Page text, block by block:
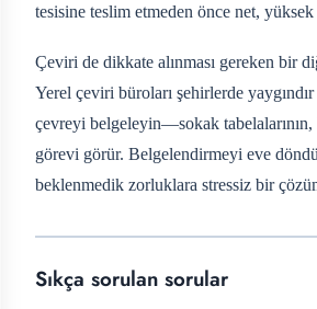
tesisine teslim etmeden önce net,
Çeviri de dikkate alınması gereken bir
Yerel çeviri büroları şehirlerde
çevreyi belgeleyin—sokak
görevi görür. Belgelendirmeyi eve
beklenmedik zorluklara stressiz bir
Sıkça sorulan sorular